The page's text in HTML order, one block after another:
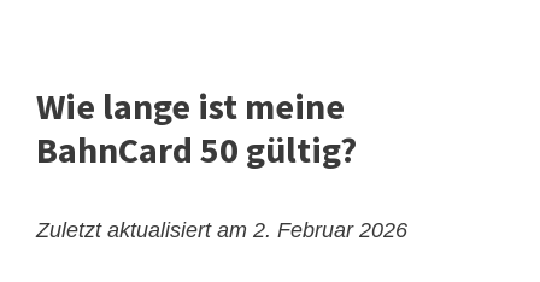
Wie lange ist meine
BahnCard 50 gültig?
Zuletzt aktualisiert am 2. Februar 2026